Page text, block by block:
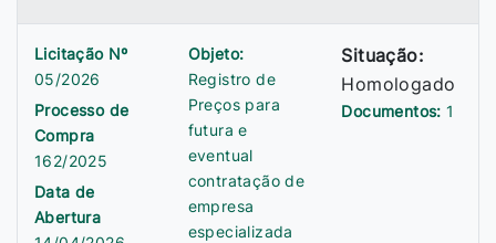
Licitação Nº
05/2026
Processo de
Compra
162/2025
Data de
Abertura
Objeto:
Registro de
Preços para
futura e
eventual
contratação de
empresa
especializada
Situação:
Homologado
Documentos:1